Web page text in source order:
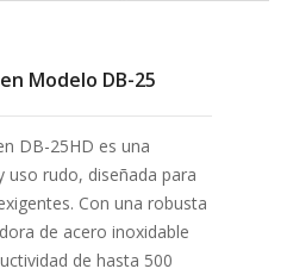
Modelo DB-25
DB-25HD es una
rudo, diseñada para
Con una robusta
de acero inoxidable
de hasta 500